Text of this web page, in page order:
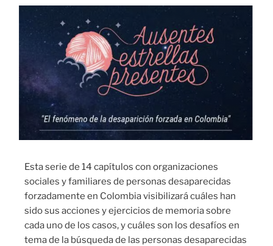
Esta serie de 14 capítulos con organizaciones
sociales y familiares de personas desaparecidas
forzadamente en Colombia visibilizará cuáles han
sido sus acciones y ejercicios de memoria sobre
cada uno de los casos, y cuáles son los desafíos en
tema de la búsqueda de las personas desaparecidas